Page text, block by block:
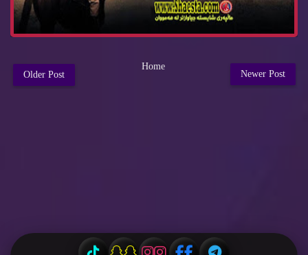
Newer Post
Older Post
Home